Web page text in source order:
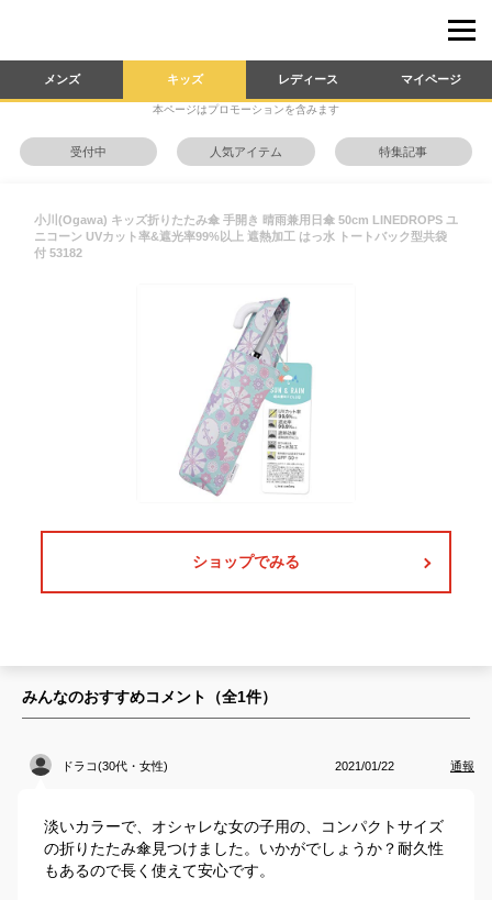
メンズ キッズ レディース マイページ
本ページはプロモーションを含みます
受付中 人気アイテム 特集記事
小川(Ogawa) キッズ折りたたみ傘 手開き 晴雨兼用日傘 50cm LINEDROPS ユ
ニコーン UVカット率&遮光率99%以上 遮熱加工 はっ水 トートバック型共袋
付 53182
ショップでみる
みんなのおすすめコメント（全1件）
ドラコ(30代・女性) 2021/01/22 通報
淡いカラーで、オシャレな女の子用の、コンパクトサイズ
の折りたたみ傘見つけました。いかがでしょうか？耐久性
もあるので長く使えて安心です。